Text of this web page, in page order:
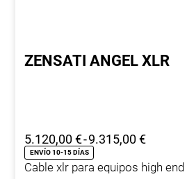
ZENSATI ANGEL XLR
5.120,00€-9.315,00€Rango
precios:
ENVÍO 10-15 DÍAS
Cable xlr para equipos high end